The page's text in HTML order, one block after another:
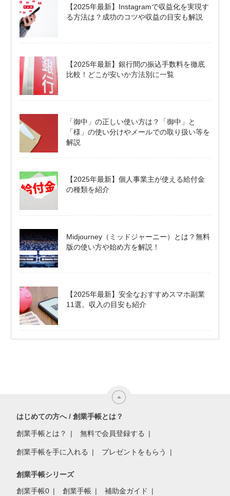
【2025年最新】Instagramで収益化を実現す
る方法は？成功のコツや収益の目安も解説
【2025年最新】銀行間の振込手数料を徹底
比較！どこが安いか方法別に一覧
「御中」の正しい使い方は？「御中」と
「様」の使い分けやメールでの取り扱い等を
解説
【2025年最新】個人事業主が使える給付金
の種類を紹介
Midjourney（ミッドジャーニー）とは？無料
版の使い方や始め方を解説！
【2025年最新】安全なおすすめスマホ副業
11選。収入の目安も紹介
はじめての方へ / 創業手帳とは？
創業手帳とは？ 無料で会員登録する
創業手帳を手に入れる プレゼントをもらう
創業手帳シリーズ
創業手帳0 創業手帳 補助金ガイド